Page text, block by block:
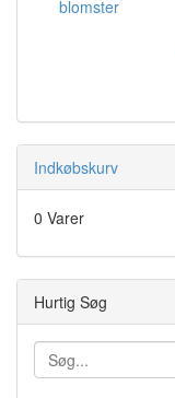
Indkøbskurv
0 Varer
Hurtig Søg